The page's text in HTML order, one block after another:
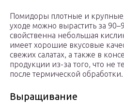
Помидоры плотные и
уходе можно вырастить за
свойственна небольшая
имеет хорошие вкусовые
свежих салатах, а также в
продукции из-за того, что не
после термической обработки.
Выращивание